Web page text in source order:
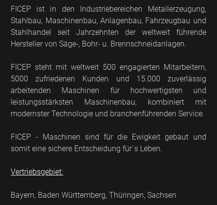
FICEP ist in den Industriebereichen Metallerzeugung,
Stahlbau, Maschinenbau, Anlagenbau, Fahrzeugbau und
Stahlhandel seit Jahrzehnten der weltweit führende
Hersteller von Säge-, Bohr- u. Brennschneidanlagen.
FICEP steht mit weltweit 500 engagierten Mitarbeitern,
5000 zufriedenen Kunden und 15.000 zuverlässig
arbeitenden Maschinen für hochwertigsten und
leistungsstärksten Maschinenbau, kombiniert mit
modernster Technologie und branchenführenden Service.
FICEP - Maschinen sind für die Ewigkeit gebaut und
somit eine sichere Entscheidung für`s Leben.
Vertriebsgebiet:
Bayern, Baden Württemberg, Thüringen, Sachsen